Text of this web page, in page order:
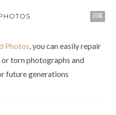
回覆
Photos, you can easily repair
or torn photographs and
future generations